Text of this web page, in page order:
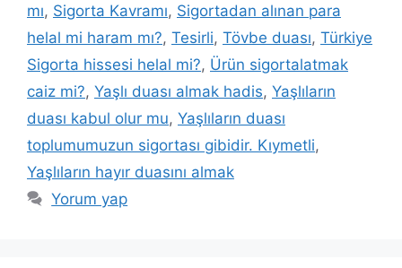
mı, Sigorta Kavramı, Sigortadan alınan para
helal mi haram mı?, Tesirli, Tövbe duası, Türkiye
Sigorta hissesi helal mi?, Ürün sigortalatmak
caiz mi?, Yaşlı duası almak hadis, Yaşlıların
duası kabul olur mu, Yaşlıların duası
toplumumuzun sigortası gibidir. Kıymetli,
Yaşlıların hayır duasını almak
Yorum yap